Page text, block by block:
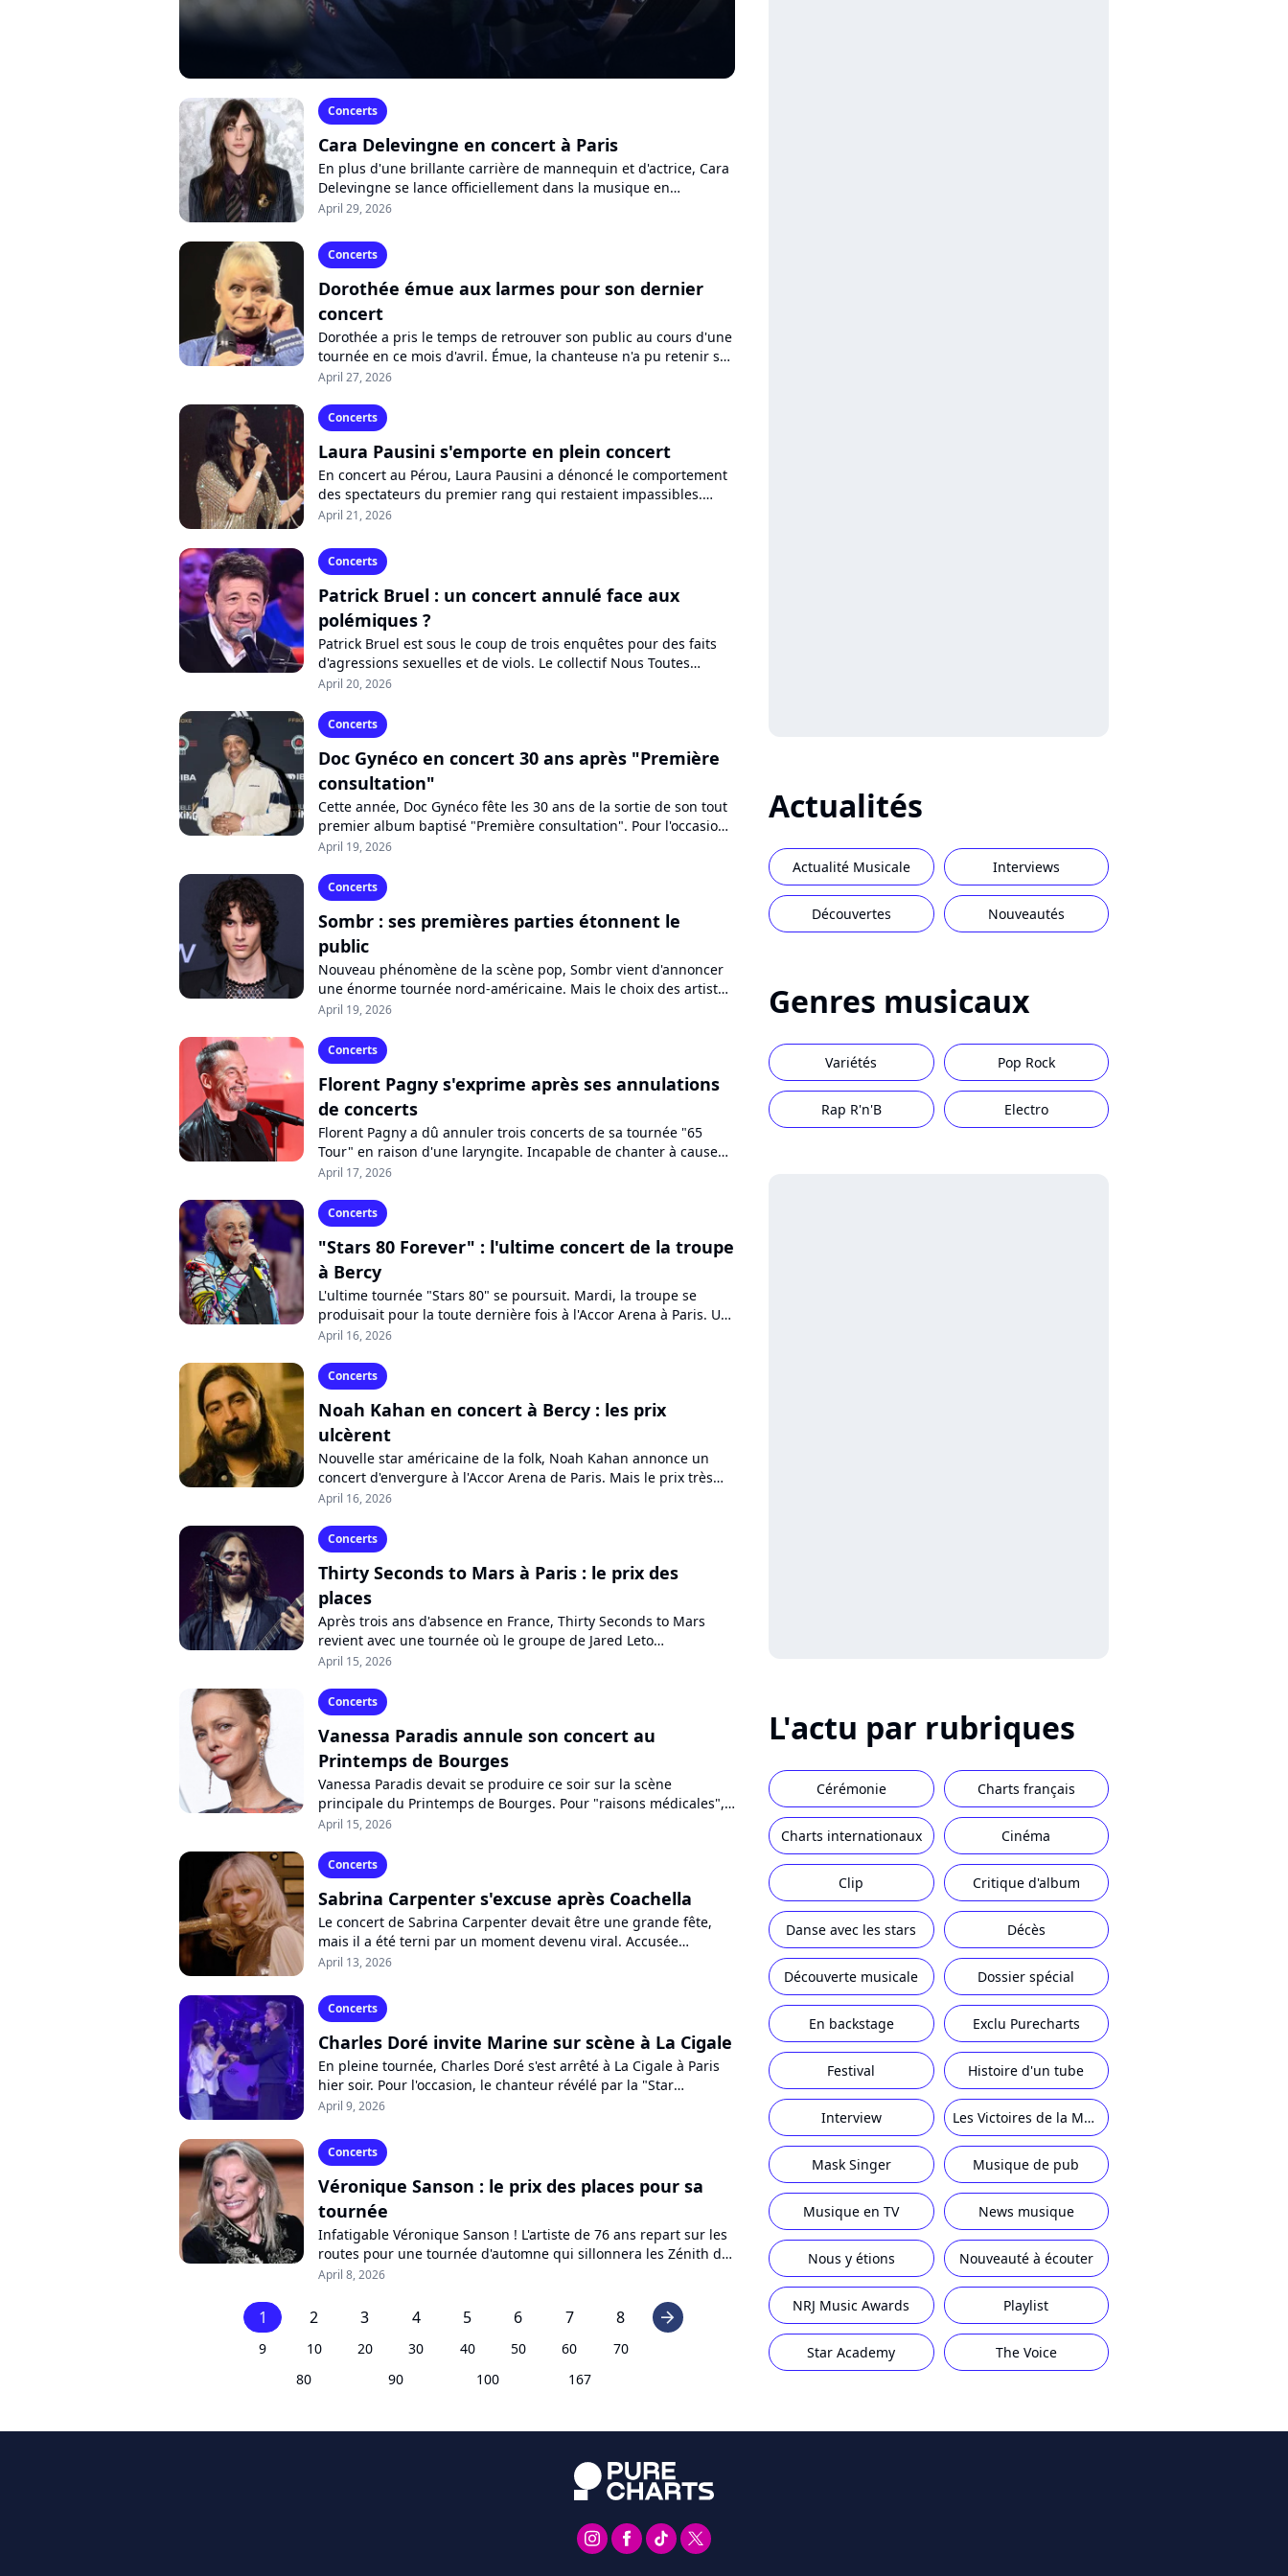
Concerts
Cara Delevingne en concert à Paris
En plus d'une brillante carrière de mannequin et d'actrice, Cara
Delevingne se lance officiellement dans la musique en
proposant deux singles inédits....
April 29, 2026
Concerts
Dorothée émue aux larmes pour son dernier
concert
Dorothée a pris le temps de retrouver son public au cours d'une
tournée en ce mois d'avril. Émue, la chanteuse n'a pu retenir ses
larmes durant le dernier...
April 27, 2026
Concerts
Laura Pausini s'emporte en plein concert
En concert au Pérou, Laura Pausini a dénoncé le comportement
des spectateurs du premier rang qui restaient impassibles.
Alors que la vidéo de ce moment...
April 21, 2026
Concerts
Patrick Bruel : un concert annulé face aux
polémiques ?
Patrick Bruel est sous le coup de trois enquêtes pour des faits
d'agressions sexuelles et de viols. Le collectif Nous Toutes
Manche réclame l'annulation...
April 20, 2026
Concerts
Doc Gynéco en concert 30 ans après "Première
consultation"
Cette année, Doc Gynéco fête les 30 ans de la sortie de son tout
premier album baptisé "Première consultation". Pour l'occasion,
le rappeur culte des...
April 19, 2026
Concerts
Sombr : ses premières parties étonnent le
public
Nouveau phénomène de la scène pop, Sombr vient d'annoncer
une énorme tournée nord-américaine. Mais le choix des artistes
et groupes qui feront sa première...
April 19, 2026
Concerts
Florent Pagny s'exprime après ses annulations
de concerts
Florent Pagny a dû annuler trois concerts de sa tournée "65
Tour" en raison d'une laryngite. Incapable de chanter à cause
d'une extinction de voix, l'artiste...
April 17, 2026
Concerts
"Stars 80 Forever" : l'ultime concert de la troupe
à Bercy
L'ultime tournée "Stars 80" se poursuit. Mardi, la troupe se
produisait pour la toute dernière fois à l'Accor Arena à Paris. Un
grand moment chargé en...
April 16, 2026
Concerts
Noah Kahan en concert à Bercy : les prix
ulcèrent
Nouvelle star américaine de la folk, Noah Kahan annonce un
concert d'envergure à l'Accor Arena de Paris. Mais le prix très
élevé des places dépite les...
April 16, 2026
Concerts
Thirty Seconds to Mars à Paris : le prix des
places
Après trois ans d'absence en France, Thirty Seconds to Mars
revient avec une tournée où le groupe de Jared Leto
interprètera les chansons des albums "A...
April 15, 2026
Concerts
Vanessa Paradis annule son concert au
Printemps de Bourges
Vanessa Paradis devait se produire ce soir sur la scène
principale du Printemps de Bourges. Pour "raisons médicales",
la chanteuse a dû annuler au dernier...
April 15, 2026
Concerts
Sabrina Carpenter s'excuse après Coachella
Le concert de Sabrina Carpenter devait être une grande fête,
mais il a été terni par un moment devenu viral. Accusée
d'islamophobie à cause d'une réaction...
April 13, 2026
Concerts
Charles Doré invite Marine sur scène à La Cigale
En pleine tournée, Charles Doré s'est arrêté à La Cigale à Paris
hier soir. Pour l'occasion, le chanteur révélé par la "Star
Academy" a fait une surprise...
April 9, 2026
Concerts
Véronique Sanson : le prix des places pour sa
tournée
Infatigable Véronique Sanson ! L'artiste de 76 ans repart sur les
routes pour une tournée d'automne qui sillonnera les Zénith de
France et la Seine Musicale...
April 8, 2026
1 2 3 4 5 6 7 8
9 10 20 30 40 50 60
70
80
90 100 167
arrow_right
Actualités
Actualité Musicale Interviews
Découvertes Nouveautés
Genres musicaux
Variétés Pop Rock
Rap R'n'B Electro
L'actu par rubriques
Cérémonie Charts français
Charts internationaux Cinéma
Clip Critique d'album
Danse avec les stars Décès
Découverte musicale Dossier spécial
En backstage Exclu Purecharts
Festival Histoire d'un tube
Interview Les Victoires de la Musique
Mask Singer Musique de pub
Musique en TV News musique
Nous y étions Nouveauté à écouter
NRJ Music Awards Playlist
Star Academy The Voice